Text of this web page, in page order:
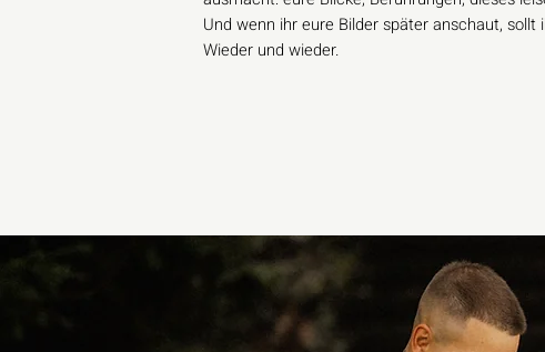
Und wenn ihr eure Bilder später anschaut, sollt
Wieder und wieder.